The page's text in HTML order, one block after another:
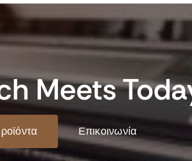
Meets
Επικοινωνία